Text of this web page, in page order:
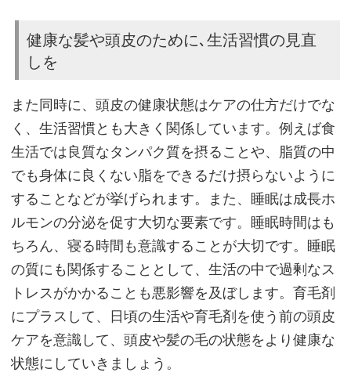
健康な髪や頭皮のために､生活習慣の見直
しを
また同時に、頭皮の健康状態はケアの仕方だけでな
く、生活習慣とも大きく関係しています。例えば食
生活では良質なタンパク質を摂ることや、脂質の中
でも身体に良くない脂をできるだけ摂らないように
することなどが挙げられます。また、睡眠は成長ホ
ルモンの分泌を促す大切な要素です。睡眠時間はも
ちろん、寝る時間も意識することが大切です。睡眠
の質にも関係することとして、生活の中で過剰なス
トレスがかかることも悪影響を及ぼします。育毛剤
にプラスして、日頃の生活や育毛剤を使う前の頭皮
ケアを意識して、頭皮や髪の毛の状態をより健康な
状態にしていきましょう。